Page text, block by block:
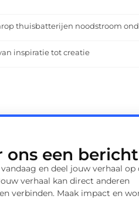
thuisbatterijen noodstroom
inspiratie tot creatie
ons een bericht
en deel jouw verhaal op
verhaal kan direct anderen
verbinden. Maak impact en